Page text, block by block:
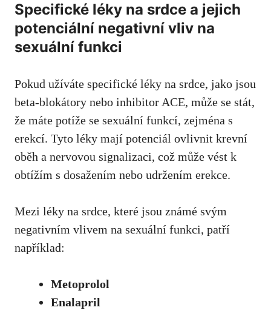
Specifické léky na srdce a jejich
potenciální negativní vliv na
sexuální funkci
Pokud užíváte specifické léky na srdce, jako jsou
beta-blokátory nebo inhibitor ACE, může se stát,
že máte potíže se sexuální funkcí, zejména s
erekcí. Tyto léky mají potenciál ovlivnit krevní
oběh a nervovou signalizaci, což může vést k
obtížím s dosažením nebo udržením erekce.
Mezi léky na srdce, které jsou známé svým
negativním vlivem na sexuální funkci, patří
například:
Metoprolol
Enalapril